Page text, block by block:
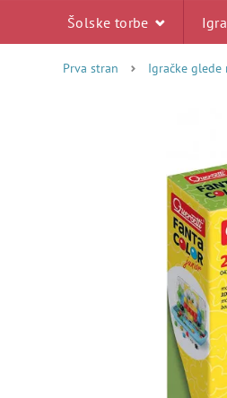
Šolske torbe
Prva stran Igračke glede